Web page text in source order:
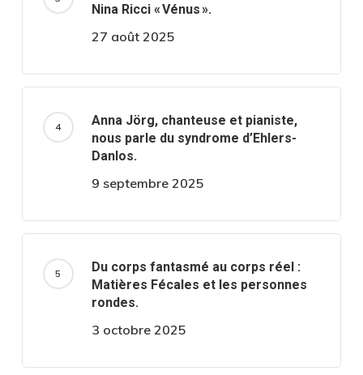
Nina Ricci « Vénus ».
27 août 2025
Anna Jörg, chanteuse et pianiste,
nous parle du syndrome d’Ehlers-
Danlos.
9 septembre 2025
Du corps fantasmé au corps réel :
Matières Fécales et les personnes
rondes.
3 octobre 2025